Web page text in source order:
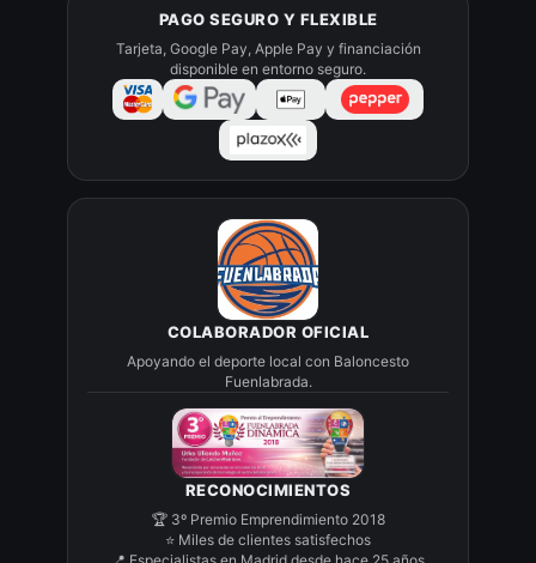
PAGO SEGURO Y FLEXIBLE
Tarjeta, Google Pay, Apple Pay y financiación
disponible en entorno seguro.
COLABORADOR OFICIAL
Apoyando el deporte local con Baloncesto
Fuenlabrada.
RECONOCIMIENTOS
🏆 3º Premio Emprendimiento 2018
⭐ Miles de clientes satisfechos